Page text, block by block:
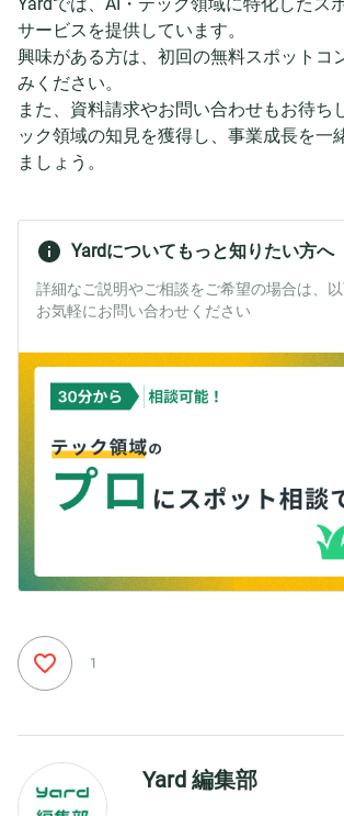
サービスを提供しています。
興味がある方は、初回の無料スポットコ
みください。
また、資料請求やお問い合わせもお待ち
ック領域の知見を獲得し、事業成長を一
ましょう。
Yardについてもっと知りたい方へ
詳細なご説明やご相談をご希望の場合は、
お気軽にお問い合わせください
1
Yard 編集部